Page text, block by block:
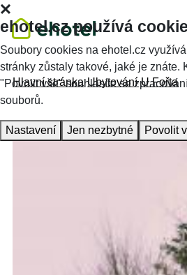
Hlavní stránka Ubytování U Fořta
ehotel.cz používá
Soubory cookies na ehotel.cz
stránky zůstaly takové, jaké je znáte.
"Povolit vše" souhlasíte se
souborů.
Nastavení Jen nezbytné Povolit